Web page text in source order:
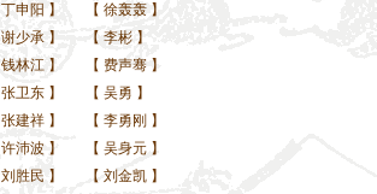
丁申阳 】 【 徐轰轰 】
谢少承】 【 李彬 】
钱林江】 【 费声骞 】
张卫东】 【 吴勇 】
张建祥】 【 李勇刚 】
许沛波】 【 吴身元 】
刘胜民 】 【 刘金凯 】